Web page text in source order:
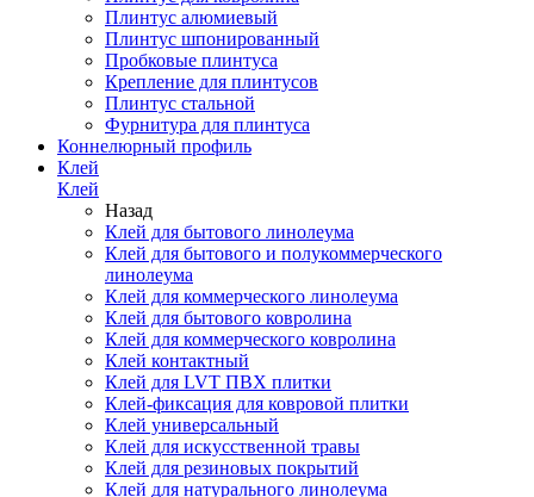
Плинтус алюмиевый
Плинтус шпонированный
Пробковые плинтуса
Крепление для плинтусов
Плинтус стальной
Фурнитура для плинтуса
Коннелюрный профиль
Клей
Клей
Назад
Клей для бытового линолеума
Клей для бытового и полукоммерческого
линолеума
Клей для коммерческого линолеума
Клей для бытового ковролина
Клей для коммерческого ковролина
Клей контактный
Клей для LVT ПВХ плитки
Клей-фиксация для ковровой плитки
Клей универсальный
Клей для искусственной травы
Клей для резиновых покрытий
Клей для натурального линолеума